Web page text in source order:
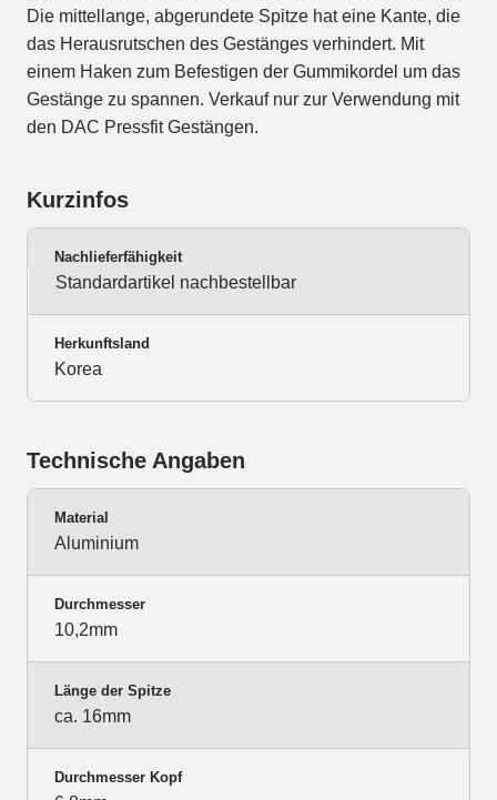
Die mittellange, abgerundete Spitze hat eine Kante, die
das Herausrutschen des Gestänges verhindert. Mit
einem Haken zum Befestigen der Gummikordel um das
Gestänge zu spannen. Verkauf nur zur Verwendung mit
den DAC Pressfit Gestängen.
Kurzinfos
Nachlieferfähigkeit
Standardartikel nachbestellbar
Herkunftsland
Korea
Technische Angaben
Material
Aluminium
Durchmesser
10,2mm
Länge der Spitze
ca. 16mm
Durchmesser Kopf